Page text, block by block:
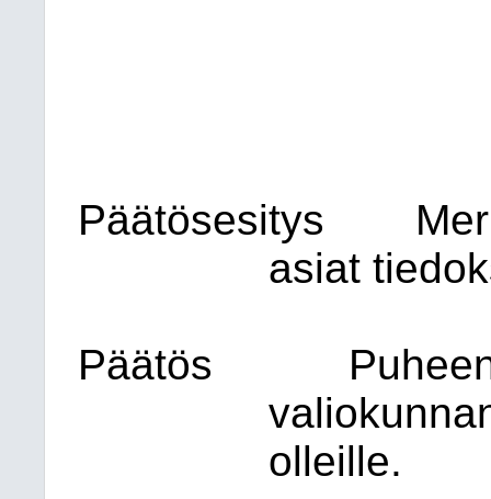
Päätösesitys
asiat
Päätös
olleille.